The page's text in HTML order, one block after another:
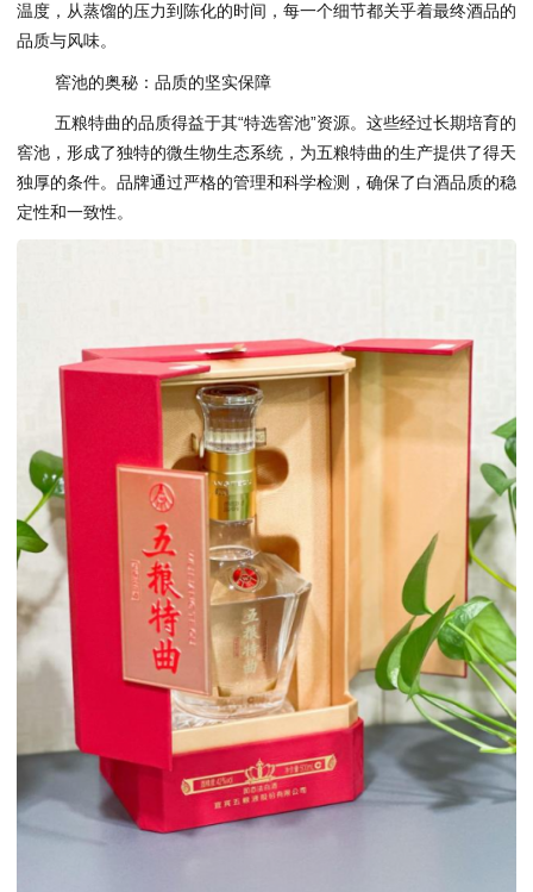
温度，从蒸馏的压力到陈化的时间，每一个细节都关乎着最终酒品的
品质与风味。
窖池的奥秘：品质的坚实保障
五粮特曲的品质得益于其“特选窖池”资源。这些经过长期培育的
窖池，形成了独特的微生物生态系统，为五粮特曲的生产提供了得天
独厚的条件。品牌通过严格的管理和科学检测，确保了白酒品质的稳
定性和一致性。